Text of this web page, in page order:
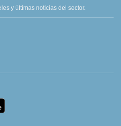
y últimas noticias del sector.